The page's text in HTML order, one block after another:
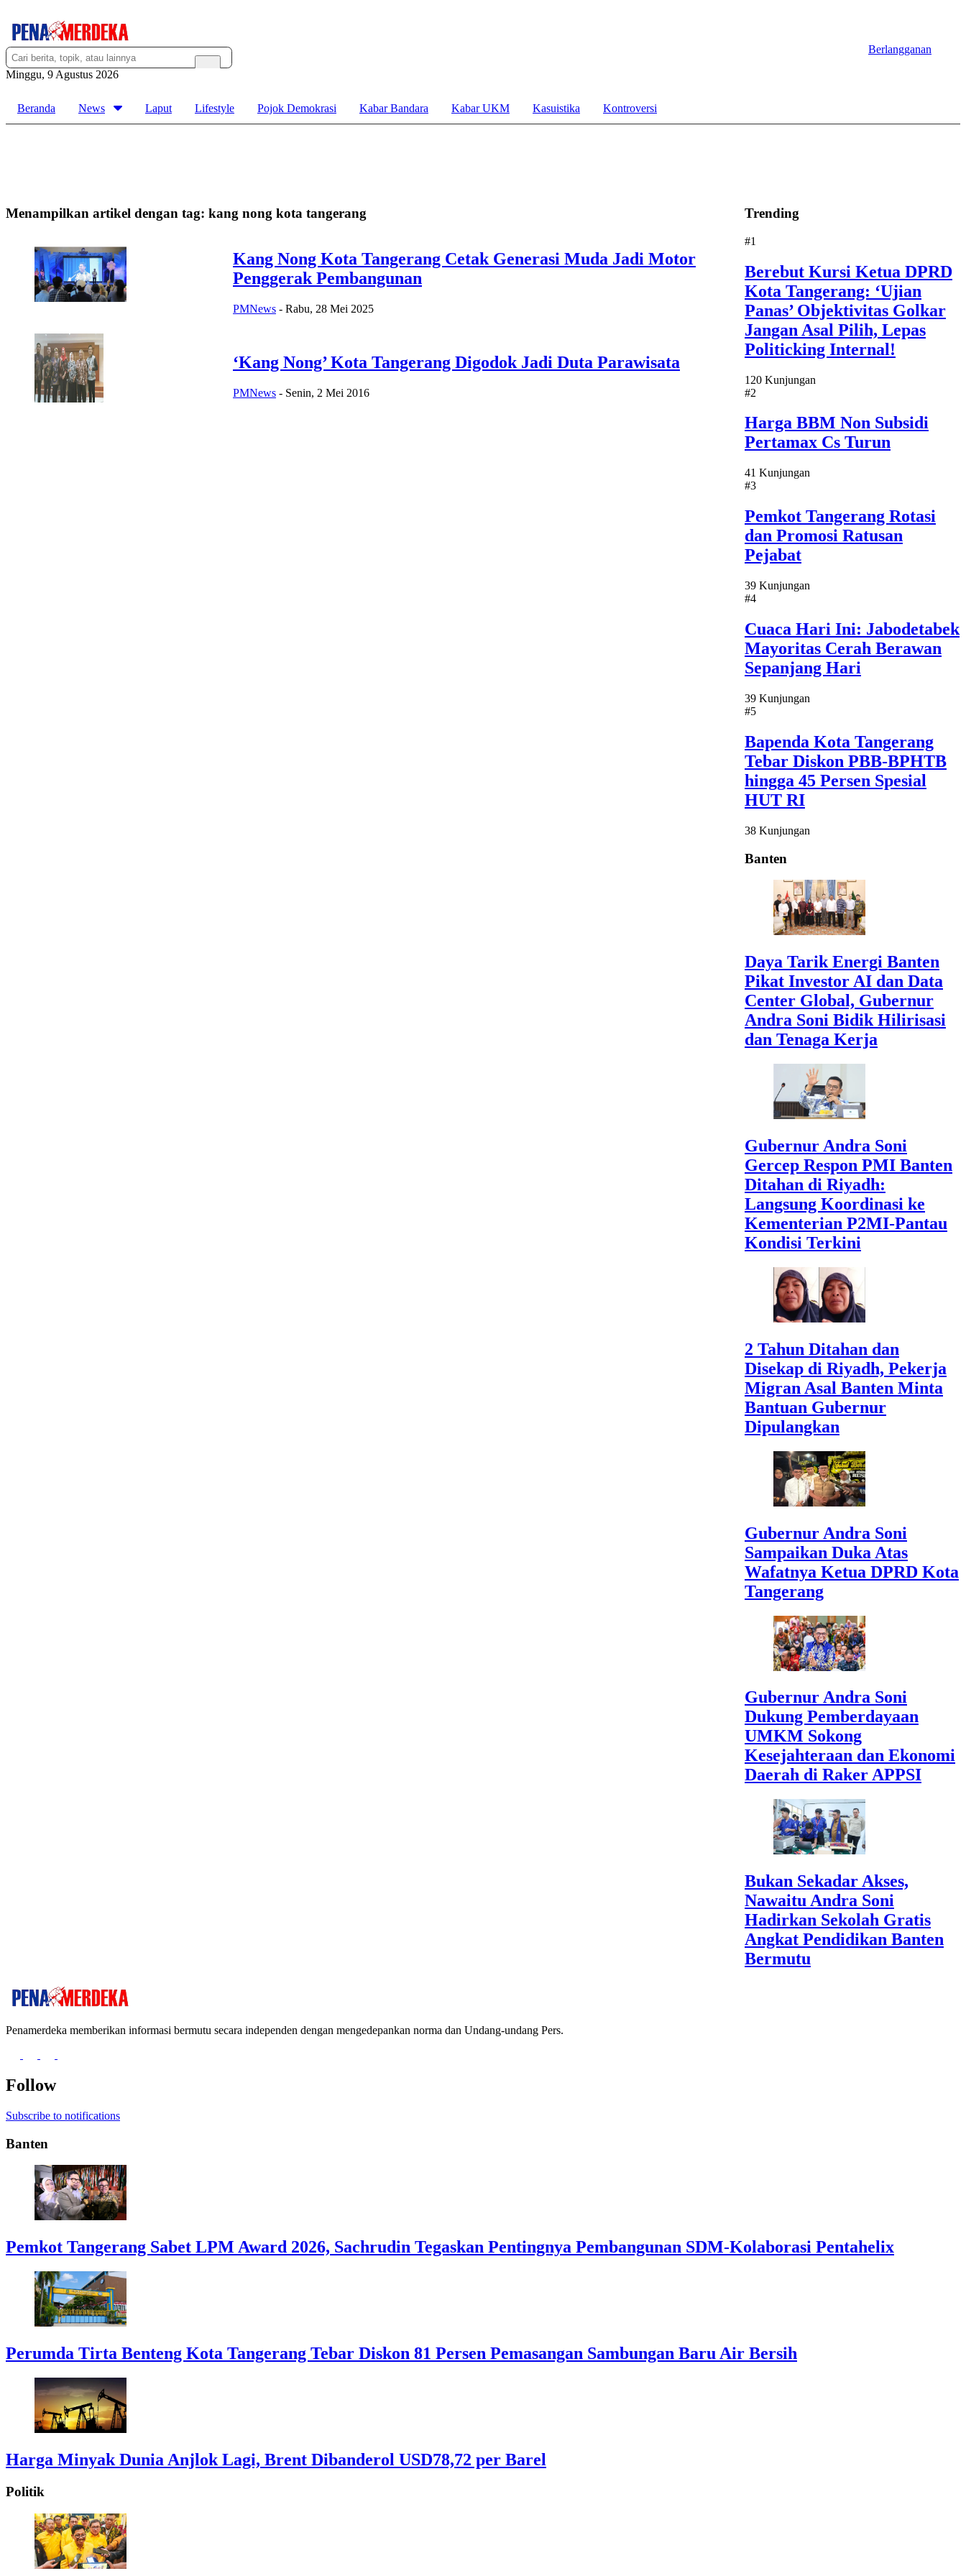
Minggu, 9 Agustus 2026
Berlangganan
Beranda News Laput Lifestyle Pojok Demokrasi Kabar Bandara Kabar UKM Kasuistika Kontroversi
Menampilkan artikel dengan tag: kang nong kota tangerang
Kang Nong Kota Tangerang Cetak Generasi Muda Jadi Motor
Penggerak Pembangunan
PMNews - Rabu, 28 Mei 2025
‘Kang Nong’ Kota Tangerang Digodok Jadi Duta Parawisata
PMNews - Senin, 2 Mei 2016
Trending
#1
Berebut Kursi Ketua DPRD
Kota Tangerang: ‘Ujian
Panas’ Objektivitas Golkar
Jangan Asal Pilih, Lepas
Politicking Internal!
120 Kunjungan
#2
Harga BBM Non Subsidi
Pertamax Cs Turun
41 Kunjungan
#3
Pemkot Tangerang Rotasi
dan Promosi Ratusan
Pejabat
39 Kunjungan
#4
Cuaca Hari Ini: Jabodetabek
Mayoritas Cerah Berawan
Sepanjang Hari
39 Kunjungan
#5
Bapenda Kota Tangerang
Tebar Diskon PBB-BPHTB
hingga 45 Persen Spesial
HUT RI
38 Kunjungan
Banten
Daya Tarik Energi Banten
Pikat Investor AI dan Data
Center Global, Gubernur
Andra Soni Bidik Hilirisasi
dan Tenaga Kerja
Gubernur Andra Soni
Gercep Respon PMI Banten
Ditahan di Riyadh:
Langsung Koordinasi ke
Kementerian P2MI-Pantau
Kondisi Terkini
2 Tahun Ditahan dan
Disekap di Riyadh, Pekerja
Migran Asal Banten Minta
Bantuan Gubernur
Dipulangkan
Gubernur Andra Soni
Sampaikan Duka Atas
Wafatnya Ketua DPRD Kota
Tangerang
Gubernur Andra Soni
Dukung Pemberdayaan
UMKM Sokong
Kesejahteraan dan Ekonomi
Daerah di Raker APPSI
Bukan Sekadar Akses,
Nawaitu Andra Soni
Hadirkan Sekolah Gratis
Angkat Pendidikan Banten
Bermutu
Penamerdeka memberikan informasi bermutu secara independen dengan mengedepankan norma dan Undang-undang Pers.
Follow
Subscribe to notifications
Banten
Pemkot Tangerang Sabet LPM Award 2026, Sachrudin Tegaskan Pentingnya Pembangunan SDM-Kolaborasi Pentahelix
Perumda Tirta Benteng Kota Tangerang Tebar Diskon 81 Persen Pemasangan Sambungan Baru Air Bersih
Harga Minyak Dunia Anjlok Lagi, Brent Dibanderol USD78,72 per Barel
Politik